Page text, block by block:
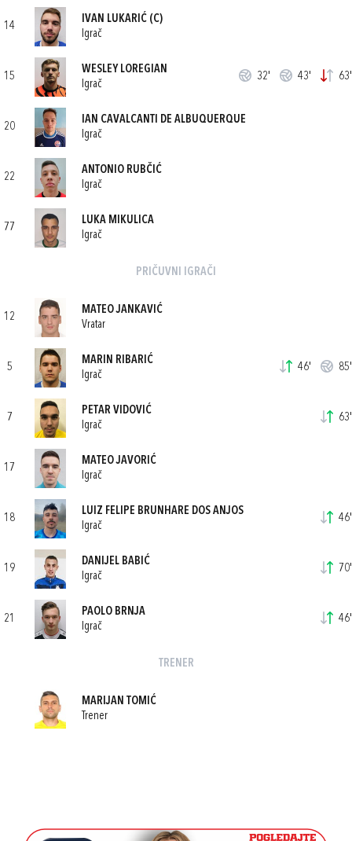
14
IVAN LUKARIĆ (C)
Igrač
15
WESLEY LOREGIAN
Igrač
32' 43' 63'
20
IAN CAVALCANTI DE ALBUQUERQUE
Igrač
22
ANTONIO RUBČIĆ
Igrač
77
LUKA MIKULICA
Igrač
PRIČUVNI IGRAČI
12
MATEO JANKAVIĆ
Vratar
5
MARIN RIBARIĆ
Igrač
46' 85'
7
PETAR VIDOVIĆ
Igrač
63'
17
MATEO JAVORIĆ
Igrač
18
LUIZ FELIPE BRUNHARE DOS ANJOS
Igrač
46'
19
DANIJEL BABIĆ
Igrač
70'
21
PAOLO BRNJA
Igrač
46'
TRENER
MARIJAN TOMIĆ
Trener